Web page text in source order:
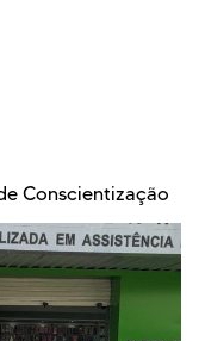
Conscientização